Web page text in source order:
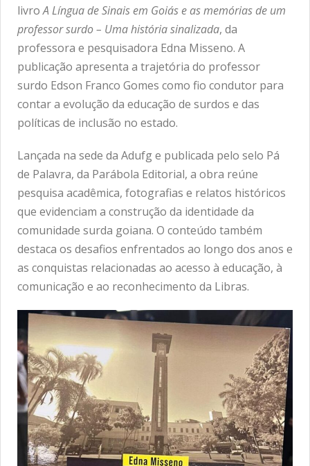
livroA Língua de Sinais em Goiás e as memórias de um
professor surdo – Uma história sinalizada, da
professora e pesquisadora Edna Misseno. A
publicação apresenta a trajetória do professor
surdo Edson Franco Gomes como fio condutor para
contar a evolução da educação de surdos e das
políticas de inclusão no estado.
Lançada na sede da Adufg e publicada pelo selo Pá
de Palavra, da Parábola Editorial, a obra reúne
pesquisa acadêmica, fotografias e relatos históricos
que evidenciam a construção da identidade da
comunidade surda goiana. O conteúdo também
destaca os desafios enfrentados ao longo dos anos e
as conquistas relacionadas ao acesso à educação, à
comunicação e ao reconhecimento da Libras.